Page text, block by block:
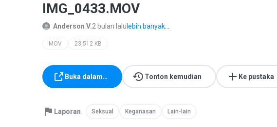
IMG_0433.MOV
Anderson V.2 bulan lalu lebih banyak...
MOV 23,512 KB
Buka dalam… Tonton kemudian Ke pustaka
Laporan Seksual Keganasan Lain-lain